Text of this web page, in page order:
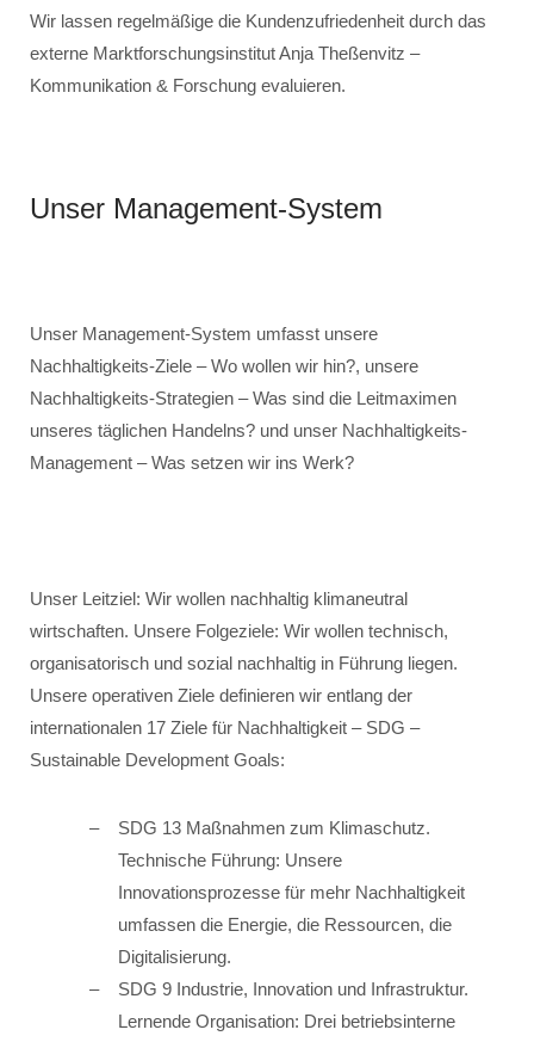
Wir lassen regelmäßige die Kundenzufriedenheit durch das
externe Marktforschungsinstitut Anja Theßenvitz –
Kommunikation & Forschung evaluieren.
Unser Management-System
Unser Management-System umfasst unsere
Nachhaltigkeits-Ziele – Wo wollen wir hin?, unsere
Nachhaltigkeits-Strategien – Was sind die Leitmaximen
unseres täglichen Handelns? und unser Nachhaltigkeits-
Management – Was setzen wir ins Werk?
Unser Leitziel: Wir wollen nachhaltig klimaneutral
wirtschaften. Unsere Folgeziele: Wir wollen technisch,
organisatorisch und sozial nachhaltig in Führung liegen.
Unsere operativen Ziele definieren wir entlang der
internationalen 17 Ziele für Nachhaltigkeit – SDG –
Sustainable Development Goals:
SDG 13 Maßnahmen zum Klimaschutz.
Technische Führung: Unsere
Innovationsprozesse für mehr Nachhaltigkeit
umfassen die Energie, die Ressourcen, die
Digitalisierung.
SDG 9 Industrie, Innovation und Infrastruktur.
Lernende Organisation: Drei betriebsinterne